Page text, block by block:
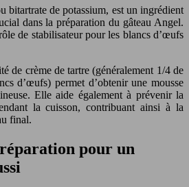
bitartrate de potassium, est un ingrédient
dans la préparation du gâteau Angel.
de stabilisateur pour les blancs d’œufs
de crème de tartre (généralement 1/4 de
d’œufs) permet d’obtenir une mousse
Elle aide également à prévenir la
la cuisson, contribuant ainsi à la
final.
pour un